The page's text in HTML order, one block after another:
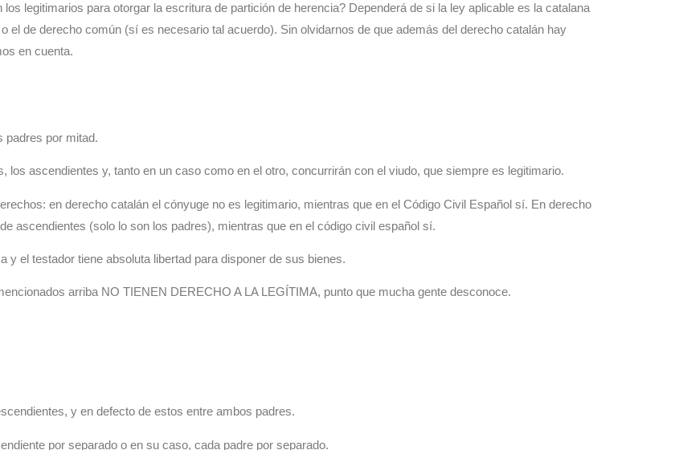
legitimarios para otorgar la escritura de partición de herencia? Dependerá de si la ley aplicable es la catalana
el de derecho común (sí es necesario tal acuerdo). Sin olvidarnos de que además del derecho catalán hay
en cuenta.
padres por mitad.
los ascendientes y, tanto en un caso como en el otro, concurrirán con el viudo, que siempre es legitimario.
en derecho catalán el cónyuge no es legitimario, mientras que en el Código Civil Español sí. En derecho
ascendientes (solo lo son los padres), mientras que en el código civil español sí.
el testador tiene absoluta libertad para disponer de sus bienes.
arriba NO TIENEN DERECHO A LA LEGÍTIMA, punto que mucha gente desconoce.
y en defecto de estos entre ambos padres.
por separado o en su caso, cada padre por separado.